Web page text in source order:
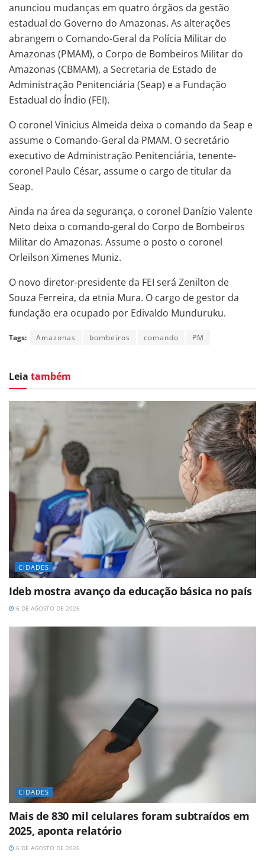
anunciou mudanças em quatro órgãos da gestão
estadual do Governo do Amazonas. As alterações
abrangem o Comando-Geral da Polícia Militar do
Amazonas (PMAM), o Corpo de Bombeiros Militar do
Amazonas (CBMAM), a Secretaria de Estado de
Administração Penitenciária (Seap) e a Fundação
Estadual do Índio (FEI).
O coronel Vinicius Almeida deixa o comando da Seap e
assume o Comando-Geral da PMAM. O secretário
executivo de Administração Penitenciária, tenente-
coronel Paulo César, assume o cargo de titular da
Seap.
Ainda na área da segurança, o coronel Danízio Valente
Neto deixa o comando-geral do Corpo de Bombeiros
Militar do Amazonas. Assume o posto o coronel
Orleilson Ximenes Muniz.
O novo diretor-presidente da FEI será Zenilton de
Souza Ferreira, da etnia Mura. O cargo de gestor da
fundação era ocupado por Edivaldo Munduruku.
Tags: Amazonas bombeiros comando PM
Leia também
CIDADES
Ideb mostra avanço da educação básica no país
6 DE AGOSTO DE 2026
CIDADES
Mais de 830 mil celulares foram subtraídos em
2025, aponta relatório
6 DE AGOSTO DE 2026